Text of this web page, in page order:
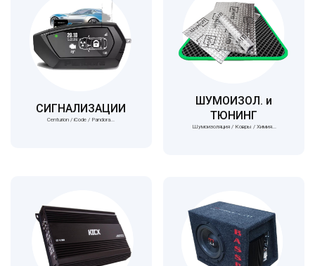
СИГНАЛИЗАЦИИ
Centurion / iCode / Pandora...
ШУМОИЗОЛ. и
ТЮНИНГ
Шумоизоляция / Ковры / Химия...